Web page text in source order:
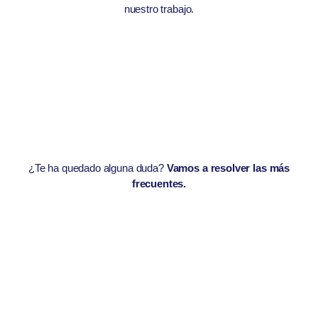
nuestro trabajo.
¿Te ha quedado alguna duda? Vamos a resolver las más
frecuentes.